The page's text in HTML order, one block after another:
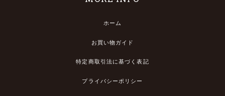
ホーム
お買い物ガイド
特定商取引法に基づく表記
プライバシーポリシー